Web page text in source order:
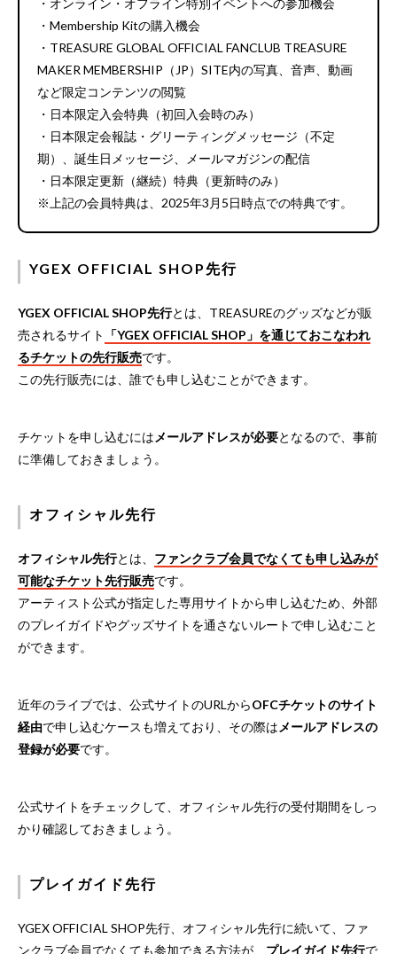
・オンライン・オフライン特別イベントへの参加機会
・Membership Kitの購入機会
・TREASURE GLOBAL OFFICIAL FANCLUB TREASURE
MAKER MEMBERSHIP（JP）SITE内の写真、音声、動画
など限定コンテンツの閲覧
・日本限定入会特典（初回入会時のみ）
・日本限定会報誌・グリーティングメッセージ（不定
期）、誕生日メッセージ、メールマガジンの配信
・日本限定更新（継続）特典（更新時のみ）
※上記の会員特典は、2025年3月5日時点での特典です。
YGEX OFFICIAL SHOP先行
YGEX OFFICIAL SHOP先行とは、TREASUREのグッズなどが販
売されるサイト
「YGEX OFFICIAL SHOP」を通じておこなわれ
るチケットの先行販売です。
この先行販売には、誰でも申し込むことができます。
チケットを申し込むには メールアドレスが必要となるので、事前
に準備しておきましょう。
オフィシャル先行
オフィシャル先行とは、 ファンクラブ会員でなくても申し込みが
可能なチケット先行販売です。
アーティスト公式が指定した専用サイトから申し込むため、外部
のプレイガイドやグッズサイトを通さないルートで申し込むこと
ができます。
近年のライブでは、公式サイトのURLからOFCチケットのサイト
経由で申し込むケースも増えており、その際は メールアドレスの
登録が必要です。
公式サイトをチェックして、オフィシャル先行の受付期間をしっ
かり確認しておきましょう。
プレイガイド先行
YGEX OFFICIAL SHOP先行、オフィシャル先行に続いて、ファ
ンクラブ会員でなくても参加できる方法が、 プレイガイド先行で